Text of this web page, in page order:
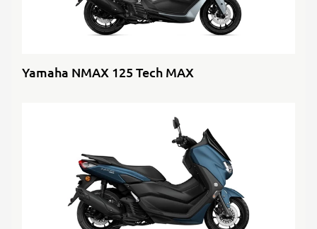
Yamaha NMAX 125 Tech MAX